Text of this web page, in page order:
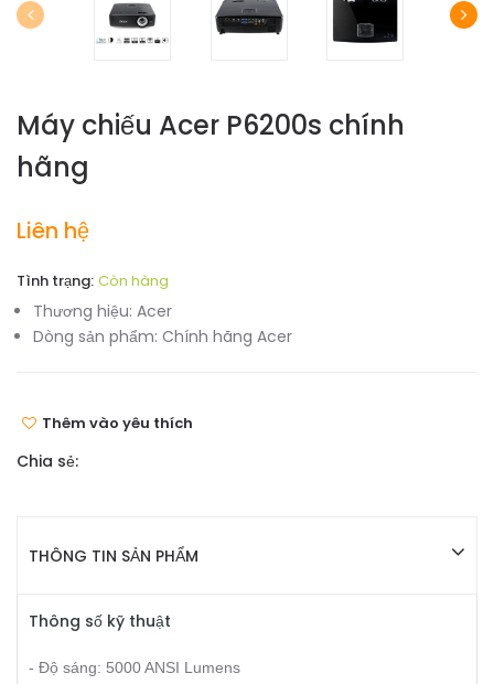
Máy chiếu Acer P6200s chính
hãng
Liên hệ
Tình trạng: Còn hàng
Thương hiệu: Acer
Dòng sản phẩm: Chính hãng Acer
Thêm vào yêu thích
Chia sẻ:
THÔNG TIN SẢN PHẨM
Thông số kỹ thuật
- Độ sáng: 5000 ANSI Lumens